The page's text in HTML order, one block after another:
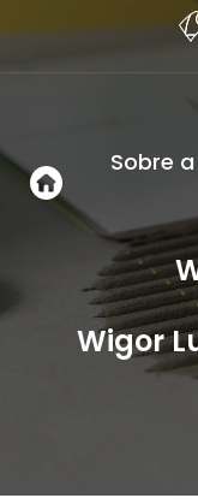
Sobre
Wigor